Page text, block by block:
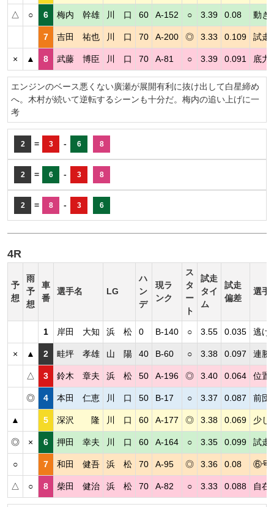
△ ○ 6 梅内 幹雄 川 口 60 A-152 ○ 3.39 0.08 動き
7 吉田 祐也 川 口 70 A-200 ◎ 3.33 0.109 試走
× ▲ 8 武藤 博臣 川 口 70 A-81 ○ 3.39 0.091 底力
エンジンのベース悪くない廣瀬が展開有利に抜け出して白星締め
へ。木村が続いて逆転するシーンも十分だ。梅内の追い上げに一
考
2 = 3 - 6 8
2 = 6 - 3 8
2 = 8 - 3 6
4R
予
想
雨
予
想
車
番
選手名 LG
ハ
ン
デ
現ラ
ンク
ス
タ
ー
ト
試走
タイ
ム
試走
偏差
選手
1 岸田 大知 浜 松 0 B-140 ○ 3.55 0.035 逃げ
× ▲ 2 畦坪 孝雄 山 陽 40 B-60 ○ 3.38 0.097 連勝
△ 3 鈴木 章夫 浜 松 50 A-196 ◎ 3.40 0.064 位置
◎ 4 本田 仁恵 川 口 50 B-17 ○ 3.37 0.087 前団
▲ 5 深沢 隆 川 口 60 A-177 ◎ 3.38 0.069 少し
◎ × 6 押田 幸夫 川 口 60 A-164 ○ 3.35 0.099 試走
○ 7 和田 健吾 浜 松 70 A-95 ◎ 3.36 0.08 ⑥号
△ ○ 8 柴田 健治 浜 松 70 A-82 ○ 3.33 0.088 自在